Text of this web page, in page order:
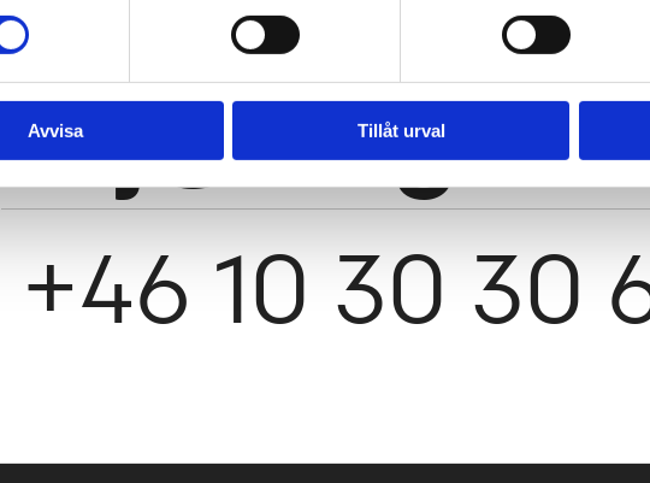
Avvisa Tillåt urval
+46 10 30 30